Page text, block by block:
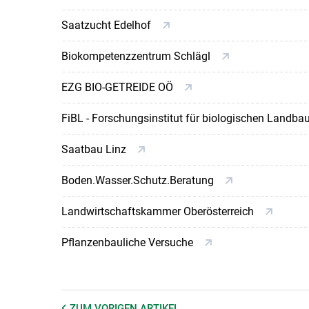
Saatzucht Edelhof
Biokompetenzzentrum Schlägl
EZG BIO-GETREIDE OÖ
FiBL - Forschungsinstitut für biologischen Landbau
Saatbau Linz
Boden.Wasser.Schutz.Beratung
Landwirtschaftskammer Oberösterreich
Pflanzenbauliche Versuche